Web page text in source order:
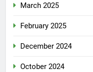
March 2025
February 2025
December 2024
October 2024